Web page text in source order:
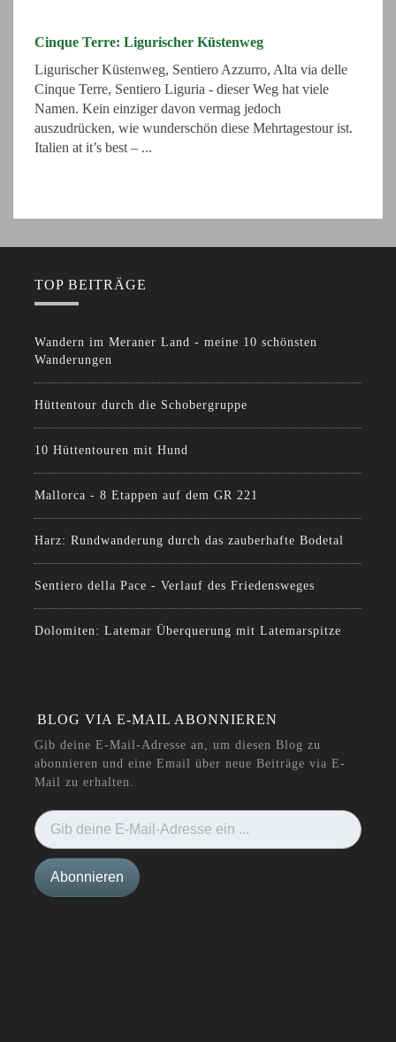
Cinque Terre: Ligurischer Küstenweg
Ligurischer Küstenweg, Sentiero Azzurro, Alta via delle
Cinque Terre, Sentiero Liguria - dieser Weg hat viele
Namen. Kein einziger davon vermag jedoch
auszudrücken, wie wunderschön diese Mehrtagestour ist.
Italien at it’s best – ...
TOP BEITRÄGE
Wandern im Meraner Land - meine 10 schönsten
Wanderungen
Hüttentour durch die Schobergruppe
10 Hüttentouren mit Hund
Mallorca - 8 Etappen auf dem GR 221
Harz: Rundwanderung durch das zauberhafte Bodetal
Sentiero della Pace - Verlauf des Friedensweges
Dolomiten: Latemar Überquerung mit Latemarspitze
BLOG VIA E-MAIL ABONNIEREN
Gib deine E-Mail-Adresse an, um diesen Blog zu
abonnieren und eine Email über neue Beiträge via E-
Mail zu erhalten.
Abonnieren